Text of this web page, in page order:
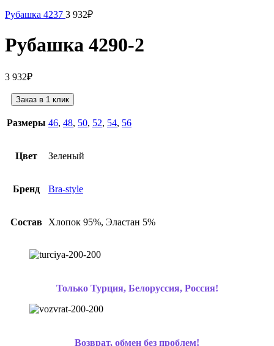
Рубашка 4237 3 932₽
Рубашка 4290-2
3 932₽
Заказ в 1 клик
Размеры 46, 48, 50, 52, 54, 56
Цвет Зеленый
Бренд Bra-style
Состав Хлопок 95%, Эластан 5%
Только Турция, Белоруссия, Россия!
Возврат, обмен без проблем!